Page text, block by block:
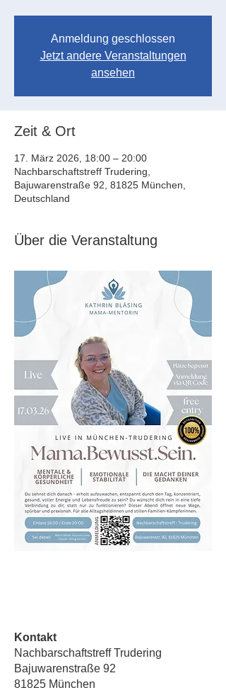
Anmeldung geschlossen
Jetzt andere Veranstaltungen
ansehen
Zeit & Ort
17. März 2026, 18:00 – 20:00
Nachbarschaftstreff Trudering,
Bajuwarenstraße 92, 81825 München,
Deutschland
Über die Veranstaltung
Kontakt
Nachbarschaftstreff Trudering
Bajuwarenstraße 92
81825 München